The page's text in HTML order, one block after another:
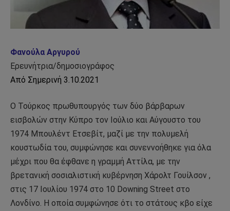
Φανούλα Αργυρού
Ερευνήτρια/δημοσιογράφος
Από Σημερινή 3.10.2021
Ο Τούρκος πρωθυπουργός των δύο βάρβαρων
εισβολών στην Κύπρο τον Ιούλιο και Αύγουστο του
1974 Μπουλέντ Ετσεβίτ, μαζί με την πολυμελή
κουστωδία του, συμφώνησε και συνεννοήθηκε για όλα
μέχρι που θα έφθανε η γραμμή Αττίλα, με την
βρετανική σοσιαλιστική κυβέρνηση Χάρολτ Γουίλσον ,
στις 17 Ιουλίου 1974 στο 10 Downing Street στο
Λονδίνο. Η οποία συμφώνησε ότι το στάτους κβο είχε